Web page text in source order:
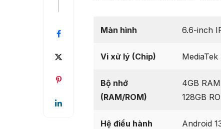
Màn hình 6.6-inch
Vi xử lý (Chip)
Bộ nhớ
(RAM/ROM)
4GB
128GB
Hệ điều hành Android